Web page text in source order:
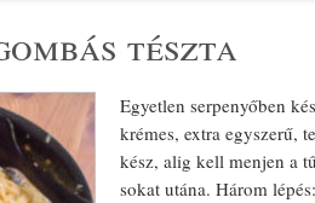
tészta
Egyetlen serpenyőben
krémes, extra egyszerű,
kész, alig kell menjen a
sokat utána. Három